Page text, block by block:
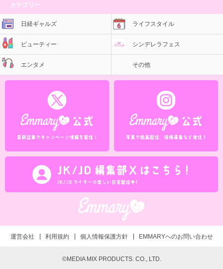
カテゴリー
日経ギャルズ ライフスタイル
ビューティー シンデレラフェス
エンタメ その他
運営会社 利用規約 個人情報保護方針 EMMARYへのお問い合わせ
©MEDIA MIX PRODUCTS. CO., LTD.